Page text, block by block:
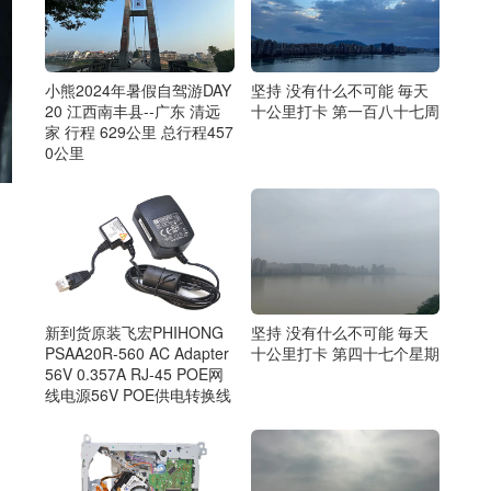
小熊2024年暑假自驾游DAY
20 江西南丰县--广东 清远
家 行程 629公里 总行程457
0公里
坚持 没有什么不可能 毎天
十公里打卡 第一百八十七周
新到货原装飞宏PHIHONG
PSAA20R-560 AC Adapter
56V 0.357A RJ-45 POE网
线电源56V POE供电转换线
坚持 没有什么不可能 毎天
十公里打卡 第四十七个星期